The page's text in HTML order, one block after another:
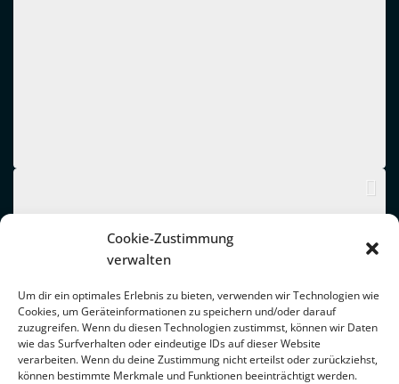
Cookie-Zustimmung
verwalten
Um dir ein optimales Erlebnis zu bieten, verwenden wir Technologien wie
Cookies, um Geräteinformationen zu speichern und/oder darauf
zuzugreifen. Wenn du diesen Technologien zustimmst, können wir Daten
wie das Surfverhalten oder eindeutige IDs auf dieser Website
verarbeiten. Wenn du deine Zustimmung nicht erteilst oder zurückziehst,
können bestimmte Merkmale und Funktionen beeinträchtigt werden.